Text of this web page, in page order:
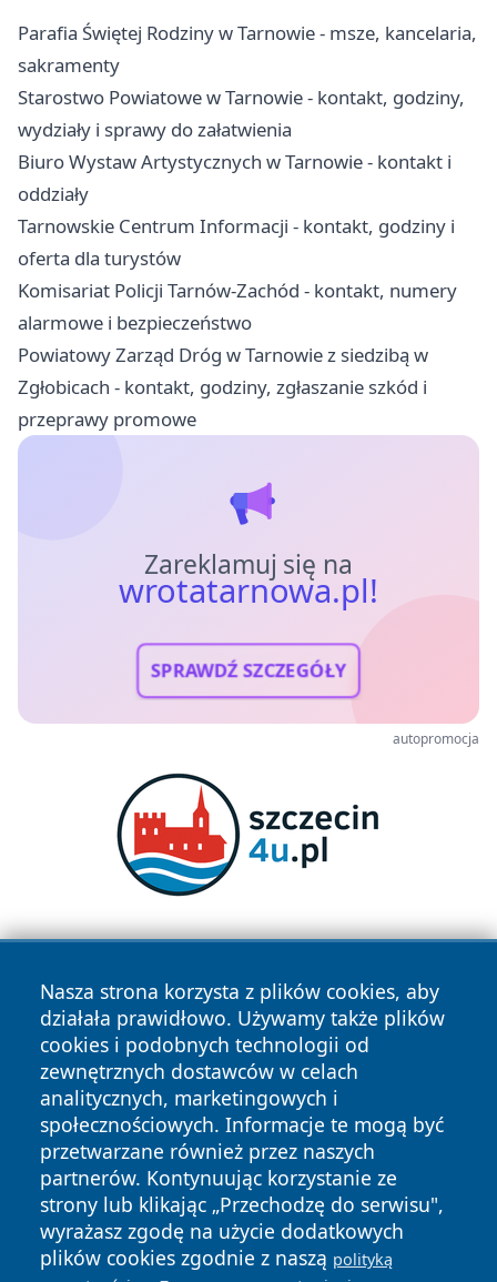
Parafia Świętej Rodziny w Tarnowie - msze, kancelaria,
sakramenty
Starostwo Powiatowe w Tarnowie - kontakt, godziny,
wydziały i sprawy do załatwienia
Biuro Wystaw Artystycznych w Tarnowie - kontakt i
oddziały
Tarnowskie Centrum Informacji - kontakt, godziny i
oferta dla turystów
Komisariat Policji Tarnów-Zachód - kontakt, numery
alarmowe i bezpieczeństwo
Powiatowy Zarząd Dróg w Tarnowie z siedzibą w
Zgłobicach - kontakt, godziny, zgłaszanie szkód i
przeprawy promowe
Zareklamuj się na
wrotatarnowa.pl!
SPRAWDŹ SZCZEGÓŁY
autopromocja
Nasza strona korzysta z plików cookies, aby
działała prawidłowo. Używamy także plików
cookies i podobnych technologii od
zewnętrznych dostawców w celach
analitycznych, marketingowych i
społecznościowych. Informacje te mogą być
przetwarzane również przez naszych
partnerów. Kontynuując korzystanie ze
strony lub klikając „Przechodzę do serwisu",
wyrażasz zgodę na użycie dodatkowych
plików cookies zgodnie z naszą polityką
Copyright © 2026 wrotatarnowa.pl Wszystkie prawa
zastrzeżone.
News Autorzy
Polityka
Prywatności
Polityka
Cookies